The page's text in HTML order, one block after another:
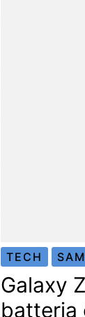
TECH
Galaxy
batteria